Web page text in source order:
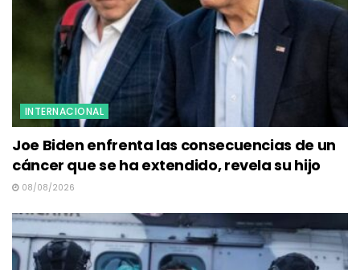
INTERNACIONAL
Joe Biden enfrenta las consecuencias de un
cáncer que se ha extendido, revela su hijo
08/08/2026